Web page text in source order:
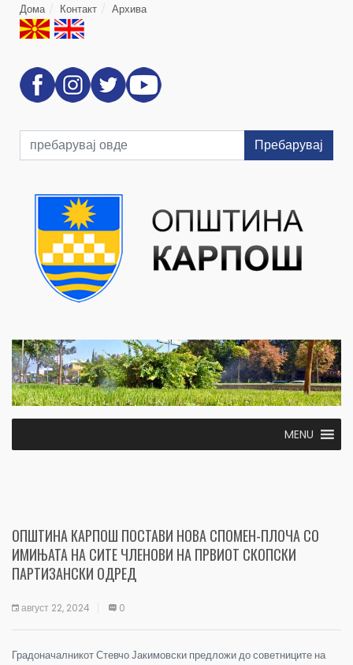
Дома Контакт Архива
Пребарувај
MENU
ОПШТИНА КАРПОШ ПОСТАВИ НОВА СПОМЕН-ПЛОЧА СО
ИМИЊАТА НА СИТЕ ЧЛЕНОВИ НА ПРВИОТ СКОПСКИ
ПАРТИЗАНСКИ ОДРЕД
август 22, 2024 0
Градоначалникот Стевчо Јакимовски предложи до советниците на